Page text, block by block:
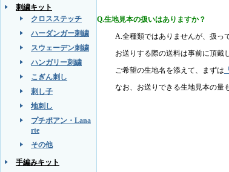
刺繍キット
クロスステッチ
ハーダンガー刺繍
スウェーデン刺繍
ハンガリー刺繍
こぎん刺し
刺し子
地刺し
プチポアン・Lana
rte
その他
手編みキット
Q.生地見本の扱いはありますか？
A.全種類ではありませんが、扱っ
お送りする際の送料は事前に頂戴
ご希望の生地名を添えて、まずは
なお、お送りできる生地見本の量